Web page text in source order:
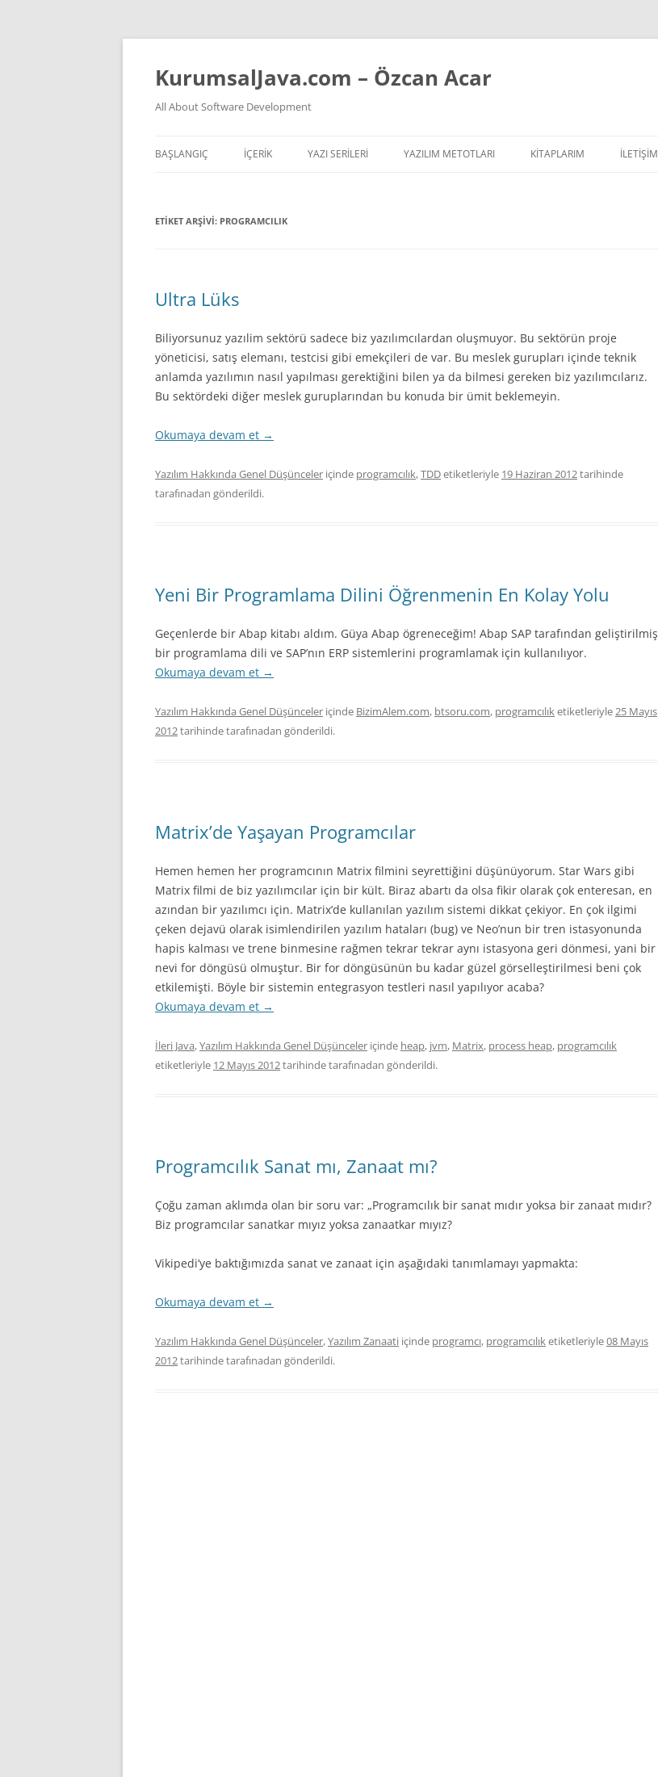
İçeriğe
KurumsalJava.com – Özcan Acar
All About Software Development
BAŞLANGIÇ İÇERİK
YAPAY ZEKA VIDEOLARI
JAVA
İLERI JAVA
EĞITIM VIDEOLARI (SCREENCAST)
SEMINERLER – SUNUMLAR
PÜF NOKTASI
YAZI SERILERI YAZILIM METOTLARI
YAZILIM MIMARISI
TEST DRIVEN DEVELOPMENT (TDD)
KITAPLARIM İLETİŞİM
ETIKET ARŞIVI: PROGRAMCILIK
Ultra Lüks
Biliyorsunuz yazılim sektörü sadece biz yazılımcılardan oluşmuyor. Bu sektörün proje
yöneticisi, satış elemanı, testcisi gibi emekçileri de var. Bu meslek gurupları içinde teknik
anlamda yazılımın nasıl yapılması gerektiğini bilen ya da bilmesi gereken biz yazılımcılarız.
Bu sektördeki diğer meslek guruplarından bu konuda bir ümit beklemeyin.
Okumaya devam et →
Yazılım Hakkında Genel Düşünceler içinde programcılık,TDDetiketleriyle 19 Haziran 2012tarihinde
tarafınadan gönderildi.
Yeni Bir Programlama Dilini Öğrenmenin En Kolay Yolu
Geçenlerde bir Abap kitabı aldım. Güya Abap ögreneceğim! Abap SAP tarafından geliştirilmiş
bir programlama dili ve SAP’nın ERP sistemlerini programlamak için kullanılıyor.
Okumaya devam et →
Yazılım Hakkında Genel Düşünceler içinde BizimAlem.com, btsoru.com, programcılıketiketleriyle25 Mayıs
2012tarihindetarafınadan gönderildi.
Matrix’de Yaşayan Programcılar
Hemen hemen her programcının Matrix filmini seyrettiğini düşünüyorum. Star Wars gibi
Matrix filmi de biz yazılımcılar için bir kült. Biraz abartı da olsa fikir olarak çok enteresan, en
azından bir yazılımcı için. Matrix’de kullanılan yazılım sistemi dikkat çekiyor. En çok ilgimi
çeken dejavü olarak isimlendirilen yazılım hataları (bug) ve Neo’nun bir tren istasyonunda
hapis kalması ve trene binmesine rağmen tekrar tekrar aynı istasyona geri dönmesi, yani bir
nevi for döngüsü olmuştur. Bir for döngüsünün bu kadar güzel görselleştirilmesi beni çok
etkilemişti. Böyle bir sistemin entegrasyon testleri nasıl yapılıyor acaba?
Okumaya devam et →
İleri Java,Yazılım Hakkında Genel Düşünceler içinde heap, jvm, Matrix, process heap, programcılık
etiketleriyle 12 Mayıs 2012tarihindetarafınadan gönderildi.
Programcılık Sanat mı, Zanaat mı?
Çoğu zaman aklımda olan bir soru var: „Programcılık bir sanat mıdır yoksa bir zanaat mıdır?
Biz programcılar sanatkar mıyız yoksa zanaatkar mıyız?
Vikipedi’ye baktığımızda sanat ve zanaat için aşağıdaki tanımlamayı yapmakta:
Okumaya devam et →
Yazılım Hakkında Genel Düşünceler,Yazılım Zanaati içinde programcı, programcılıketiketleriyle08 Mayıs
2012tarihindetarafınadan gönderildi.